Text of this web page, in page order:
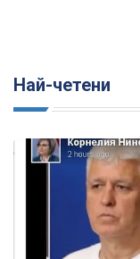
Най-четени